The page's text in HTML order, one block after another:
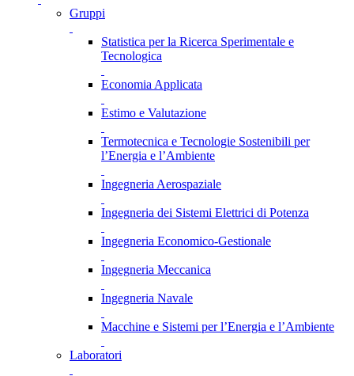
Gruppi
Statistica per la Ricerca Sperimentale e
Tecnologica
Economia Applicata
Estimo e Valutazione
Termotecnica e Tecnologie Sostenibili per
l’Energia e l’Ambiente
Ingegneria Aerospaziale
Ingegneria dei Sistemi Elettrici di Potenza
Ingegneria Economico-Gestionale
Ingegneria Meccanica
Ingegneria Navale
Macchine e Sistemi per l’Energia e l’Ambiente
Laboratori